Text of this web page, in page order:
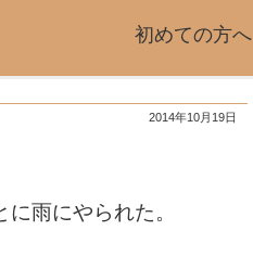
初めての方へ
2014年10月19日
雨にやられた。